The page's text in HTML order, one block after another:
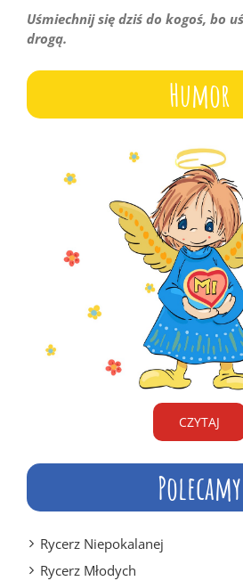
Uśmiechnij się dziś do kogoś, bo
drogą.
Humor
CZYTAJ
Polecamy
Rycerz Niepokalanej
Rycerz Młodych